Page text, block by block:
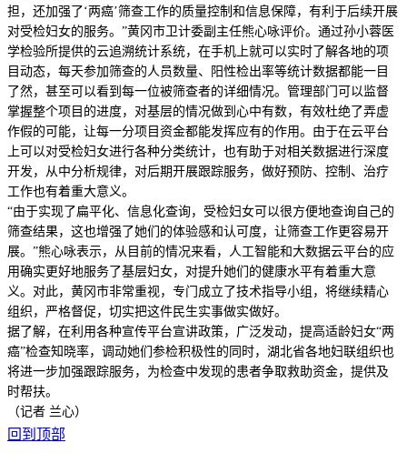
担，还加强了‘两癌’筛查工作的质量控制和信息保障，有利于后续开展
对受检妇女的服务。”黄冈市卫计委副主任熊心咏评价。通过孙小蓉医
学检验所提供的云追溯统计系统，在手机上就可以实时了解各地的项
目动态，每天参加筛查的人员数量、阳性检出率等统计数据都能一目
了然，甚至可以看到每一位被筛查者的详细情况。管理部门可以监督
掌握整个项目的进度，对基层的情况做到心中有数，有效杜绝了弄虚
作假的可能，让每一分项目资金都能发挥应有的作用。由于在云平台
上可以对受检妇女进行各种分类统计，也有助于对相关数据进行深度
开发，从中分析规律，对后期开展跟踪服务，做好预防、控制、治疗
工作也有着重大意义。
“由于实现了扁平化、信息化查询，受检妇女可以很方便地查询自己的
筛查结果，这也增强了她们的体验感和认可度，让筛查工作更容易开
展。”熊心咏表示，从目前的情况来看，人工智能和大数据云平台的应
用确实更好地服务了基层妇女，对提升她们的健康水平有着重大意
义。对此，黄冈市非常重视，专门成立了技术指导小组，将继续精心
组织，严格督促，切实把这件民生实事做实做好。
据了解，在利用各种宣传平台宣讲政策，广泛发动，提高适龄妇女“两
癌”检查知晓率，调动她们参检积极性的同时，湖北省各地妇联组织也
将进一步加强跟踪服务，为检查中发现的患者争取救助资金，提供及
时帮扶。
（记者 兰心）
回到顶部